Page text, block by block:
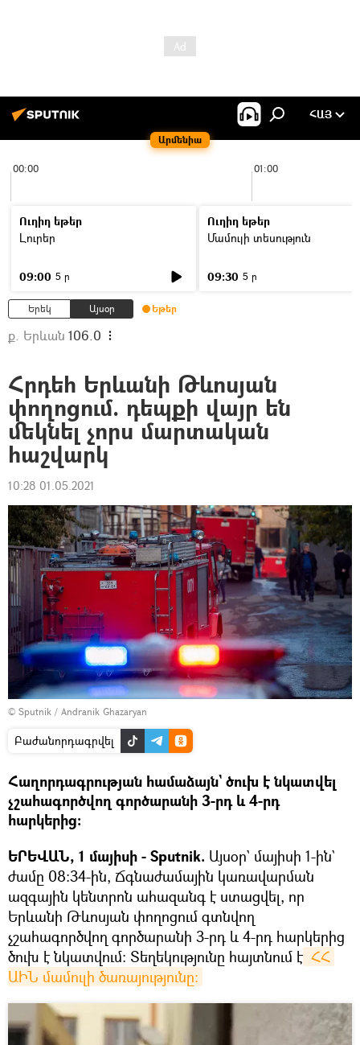
Արմենիա
ՀԱՅ
00:00 01:00
Ուղիղ եթեր
Լուրեր
09:00 5 ր
Ուղիղ եթեր
Մամուլի տեսություն
09:30 5 ր
Երեկ Այսօր Եթեր
ք. Երևան 106.0
Հրդեհ Երևանի Թևոսյան
փողոցում. դեպքի վայր են
մեկնել չորս մարտական
հաշվարկ
10:28 01.05.2021
© Sputnik / Andranik Ghazaryan
Բաժանորդագրվել
Հաղորդագրության համաձայն` ծուխ է նկատվել
չշահագործվող գործարանի 3-րդ և 4-րդ
հարկերից։
ԵՐԵՎԱՆ, 1 մայիսի - Sputnik. Այսօր` մայիսի 1-ին`
ժամը 08:34-ին, Ճգնաժամային կառավարման
ազգային կենտրոն ահազանգ է ստացվել, որ
Երևանի Թևոսյան փողոցում գտնվող
չշահագործվող գործարանի 3-րդ և 4-րդ հարկերից
ծուխ է նկատվում։ Տեղեկությունը հայտնում է ՀՀ
ԱԻՆ մամուլի ծառայությունը։